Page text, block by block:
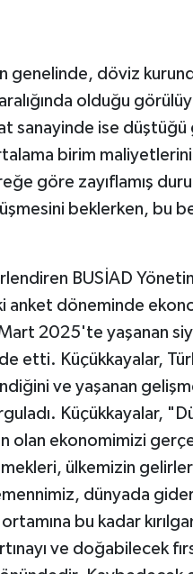
genelinde, döviz
olduğu
sanayinde ise düştüğü
birim
göre zayıflamış
beklerken, bu
BUSİAD
anket döneminde
Mart 2025'te yaşanan
etti. Küçükkayalar,
ve yaşanan
Küçükkayalar,
olan ekonomimizi
ülkemizin
dünyada
bu kadar
ve doğabilecek